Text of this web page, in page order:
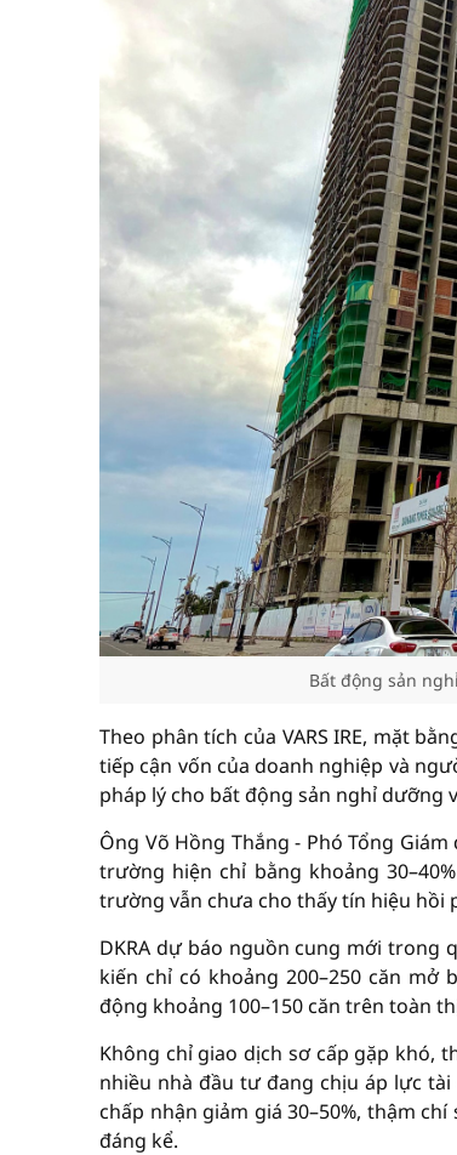
Bất động sản
Theo phân tích của VARS IRE, mặt
tiếp cận vốn của doanh nghiệp và
pháp lý cho bất động sản nghỉ dưỡng
Ông Võ Hồng Thắng - Phó Tổng
trường hiện chỉ bằng khoảng
trường vẫn chưa cho thấy tín hiệu hồi
DKRA dự báo nguồn cung mới trong
kiến chỉ có khoảng 200–250 căn
động khoảng 100–150 căn trên toàn
Không chỉ giao dịch sơ cấp gặp khó,
nhiều nhà đầu tư đang chịu áp lực
chấp nhận giảm giá 30–50%, thậm
đáng kể.